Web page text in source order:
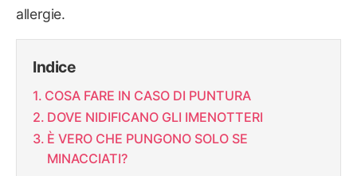
allergie.
Indice
COSA FARE IN CASO DI PUNTURA
DOVE NIDIFICANO GLI IMENOTTERI
È VERO CHE PUNGONO SOLO SE
MINACCIATI?